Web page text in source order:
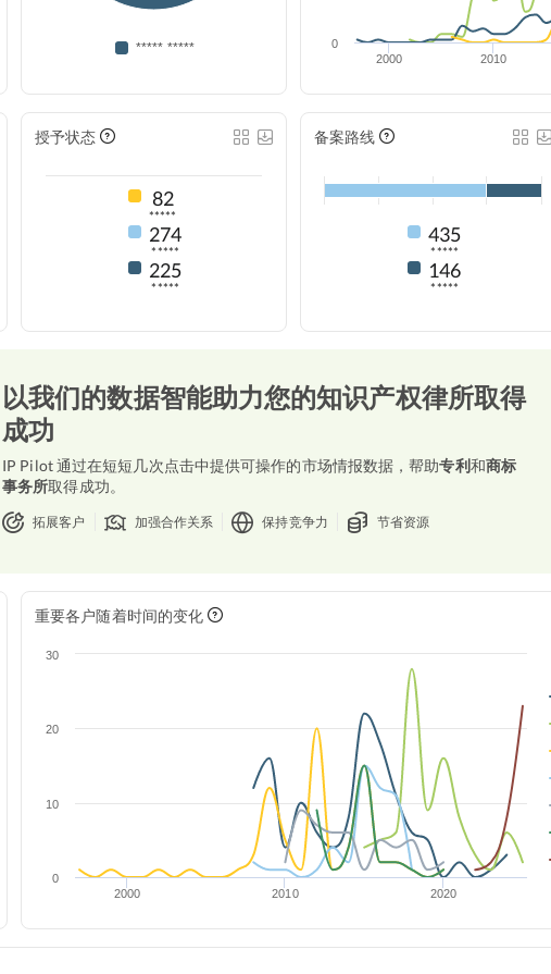
***** *****
2000 2010
0
授予状态
82
*****
274
*****
225
*****
备案路线
435
*****
146
*****
以我们的数据智能助力您的知识产权律所取得
成功
IP Pilot 通过在短短几次点击中提供可操作的市场情报数据，帮助专利和商标
事务所取得成功。
拓展客户 加强合作关系 保持竞争力 节省资源
重要各户随着时间的变化
2000 2010 2020
0
10
20
30